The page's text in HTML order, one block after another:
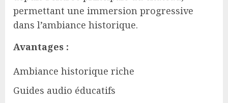
permettant une immersion progressive
dans l’ambiance historique.
Avantages :
Ambiance historique riche
Guides audio éducatifs